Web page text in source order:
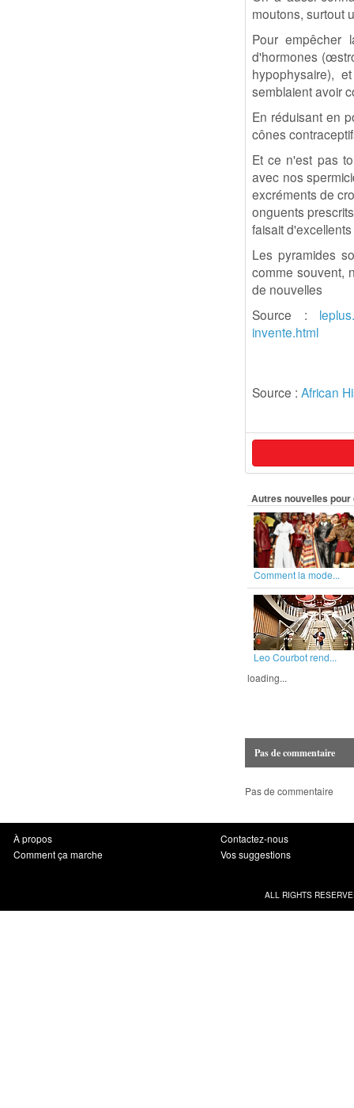
moutons, surtout
Pour empêcher
d'hormones
hypophysaire),
semblaient avoir
En réduisant en
cônes
Et ce n'est pas
avec nos
excréments de
onguents
faisait
Les pyramides
comme souvent,
de nouvelles
Source :
invente.html
Source : African
Autres nouvelles
Comment la mode...
Leo Courbot rend...
loading...
Pas de commentaire
Pas de commentaire
À propos
Comment ça marche
Contactez-nous
Vos suggestions
ALL RIGHTS